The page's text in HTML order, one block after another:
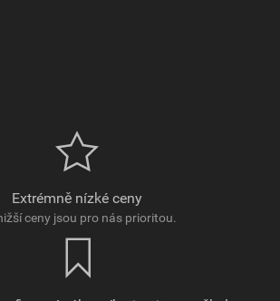
Extrémně nízké ceny
ceny jsou pro nás prioritou.